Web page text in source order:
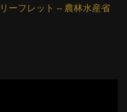
ーフレット – 農林水産省